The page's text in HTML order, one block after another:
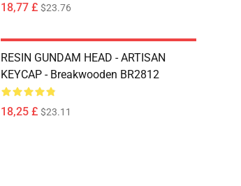
18,77 £ $23.76
RESIN GUNDAM HEAD - ARTISAN
KEYCAP - Breakwooden BR2812
18,25 £ $23.11